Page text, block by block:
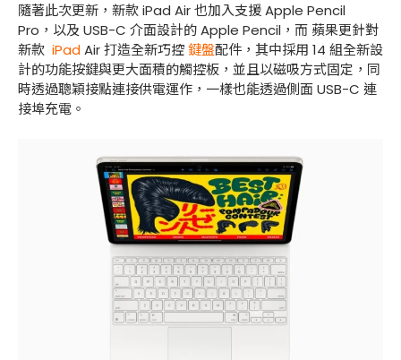
隨著此次更新，新款 iPad Air 也加入支援 Apple Pencil
Pro，以及 USB-C 介面設計的 Apple Pencil，而 蘋果更針對
新款 iPadAir 打造全新巧控鍵盤配件，其中採用 14 組全新設
計的功能按鍵與更大面積的觸控板，並且以磁吸方式固定，同
時透過聰穎接點連接供電運作，一樣也能透過側面 USB-C 連
接埠充電。